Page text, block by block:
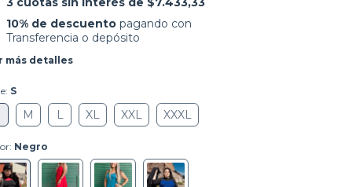
10% de descuentopagando con
Transferencia o depósito
más detalles
S
M L XL XXL XXXL
Negro